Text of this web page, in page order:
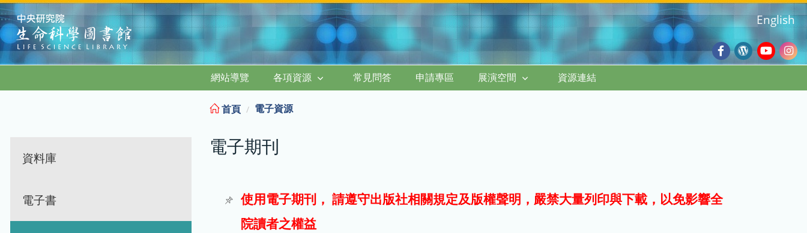
:::
Facebook
Wordpress
Blog
English
網站導覽 各項資源 常見問答 申請專區 展演空間 資源連結
資料庫
電子書
首頁 電子資源
電子期刊
使用電子期刊， 請遵守出版社相關規定及版權聲明，嚴禁大量列印與下載，以免影響全
院讀者之權益